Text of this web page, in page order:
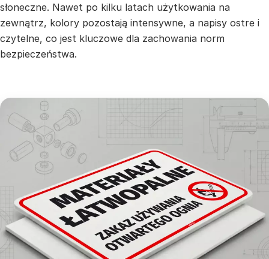
słoneczne. Nawet po kilku latach użytkowania na
zewnątrz, kolory pozostają intensywne, a napisy ostre i
czytelne, co jest kluczowe dla zachowania norm
bezpieczeństwa.